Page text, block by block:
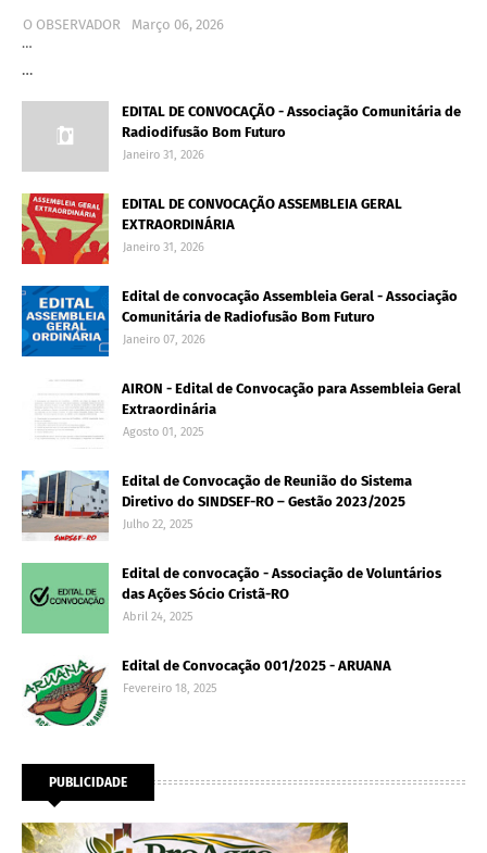
O OBSERVADOR
Março 06, 2026
…
…
EDITAL DE CONVOCAÇÃO - Associação Comunitária de
Radiodifusão Bom Futuro
Janeiro 31, 2026
EDITAL DE CONVOCAÇÃO ASSEMBLEIA GERAL
EXTRAORDINÁRIA
Janeiro 31, 2026
Edital de convocação Assembleia Geral - Associação
Comunitária de Radiofusão Bom Futuro
Janeiro 07, 2026
AIRON - Edital de Convocação para Assembleia Geral
Extraordinária
Agosto 01, 2025
Edital de Convocação de Reunião do Sistema
Diretivo do SINDSEF-RO – Gestão 2023/2025
Julho 22, 2025
Edital de convocação - Associação de Voluntários
das Ações Sócio Cristã-RO
Abril 24, 2025
Edital de Convocação 001/2025 - ARUANA
Fevereiro 18, 2025
PUBLICIDADE